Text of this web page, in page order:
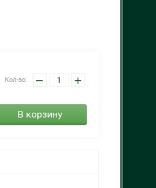
Кол-во: − +
В корзину